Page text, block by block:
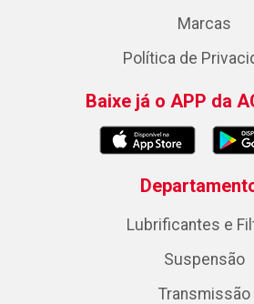
Marcas
Política de
Baixe já o APP da
Lubrificantes e
Suspensão
Transmissão